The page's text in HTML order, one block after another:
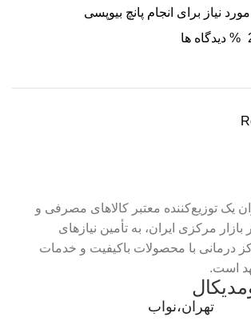
نیاز برای انجام پانچ بیوپسی
% دیدگاه ها
یک توزیع‌کننده معتبر کالاهای مصرفی و
مرکزی ایران، به تأمین نیازهای
درمانی با محصولات باکیفیت و خدمات
است.
تهران،نواب